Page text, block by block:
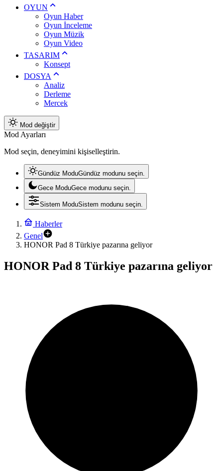
OYUN
Oyun Haber
Oyun İnceleme
Oyun Müzik
Oyun Video
TASARIM
Konsept
DOSYA
Analiz
Derleme
Mercek
Mod değiştir
Mod Ayarları
Mod seçin, deneyimini kişiselleştirin.
Gündüz ModuGündüz modunu seçin.
Gece ModuGece modunu seçin.
Sistem ModuSistem modunu seçin.
Haberler
Genel
HONOR Pad 8 Türkiye pazarına geliyor
HONOR Pad 8 Türkiye pazarına geliyor